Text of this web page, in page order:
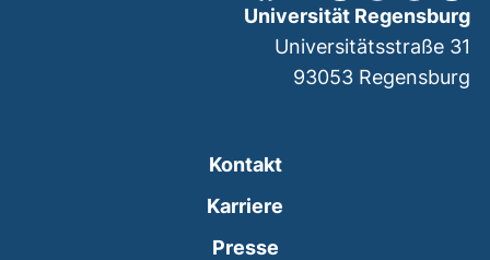
Kontakt
Karriere
Presse
Universität Regensburg
Universitätsstraße 31
93053 Regensburg